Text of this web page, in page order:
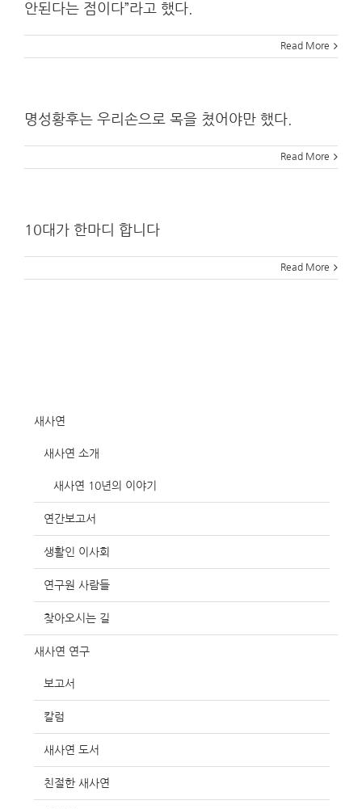
안된다는 점이다”라고 했다.
Read More
명성황후는 우리손으로 목을 쳤어야만 했다.
Read More
10대가 한마디 합니다
Read More
새사연
새사연 소개
새사연 10년의 이야기
연간보고서
생활인 이사회
연구원 사람들
찾아오시는 길
새사연 연구
보고서
칼럼
새사연 도서
친절한 새사연